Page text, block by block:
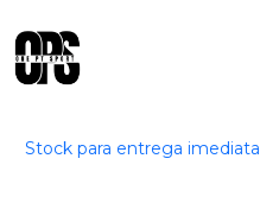
Stock para entrega imediata